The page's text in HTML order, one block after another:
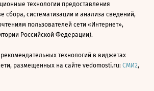
технологии предоставления
сбора, систематизации и анализа сведений,
пользователей сети «Интернет»,
Российской Федерации).
технологий в виджетах
размещенных на сайте vedomosti.ru: СМИ2,